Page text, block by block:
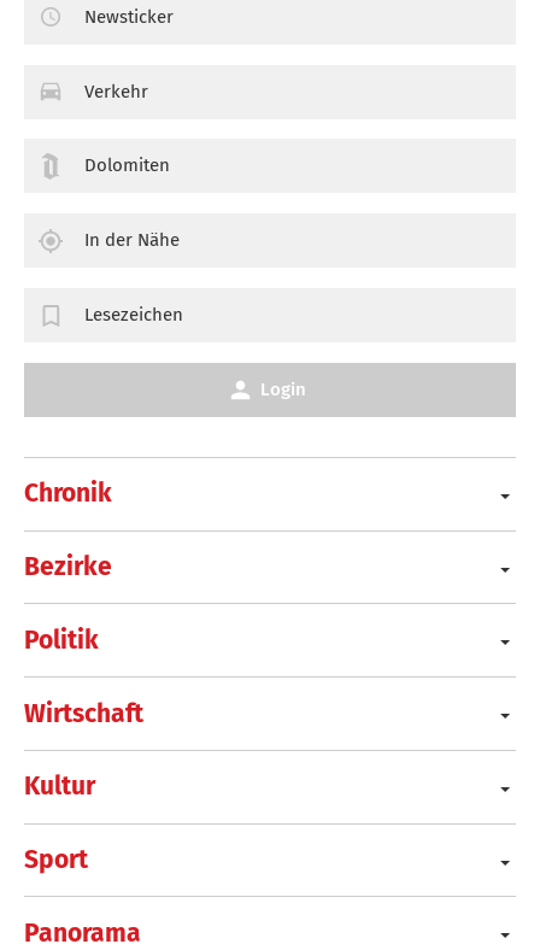
Chronik
Bezirke
Politik
Wirtschaft
Kultur
Sport
Panorama
Newsticker
Verkehr
Dolomiten
In der Nähe
Lesezeichen
Login